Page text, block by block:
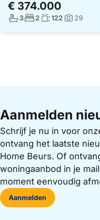
€ 374.000
Aantal badkamers:
3Aantal slaapkamers:
2 Woonoppervlakte:
122 Foto's:
29
Aanmelden
Schrijf je nu in voor
ontvang het laatste
Home Beurs. Of
woningaanbod in je
moment eenvoudig
Aanmelden